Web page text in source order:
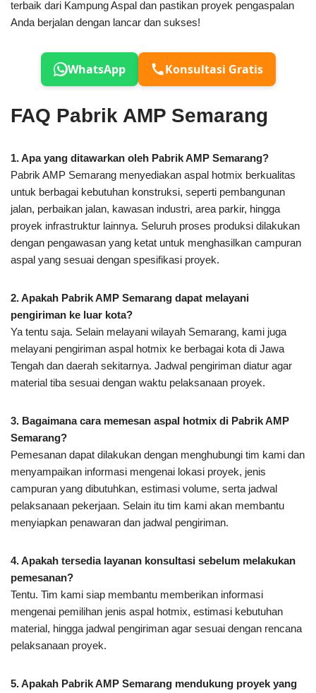
terbaik dari Kampung Aspal dan pastikan proyek pengaspalan
Anda berjalan dengan lancar dan sukses!
WhatsApp Konsultasi Gratis
FAQ Pabrik AMP Semarang
1. Apa yang ditawarkan oleh Pabrik AMP Semarang?
Pabrik AMP Semarang menyediakan aspal hotmix berkualitas
untuk berbagai kebutuhan konstruksi, seperti pembangunan
jalan, perbaikan jalan, kawasan industri, area parkir, hingga
proyek infrastruktur lainnya. Seluruh proses produksi dilakukan
dengan pengawasan yang ketat untuk menghasilkan campuran
aspal yang sesuai dengan spesifikasi proyek.
2. Apakah Pabrik AMP Semarang dapat melayani
pengiriman ke luar kota?
Ya tentu saja. Selain melayani wilayah Semarang, kami juga
melayani pengiriman aspal hotmix ke berbagai kota di Jawa
Tengah dan daerah sekitarnya. Jadwal pengiriman diatur agar
material tiba sesuai dengan waktu pelaksanaan proyek.
3. Bagaimana cara memesan aspal hotmix di Pabrik AMP
Semarang?
Pemesanan dapat dilakukan dengan menghubungi tim kami dan
menyampaikan informasi mengenai lokasi proyek, jenis
campuran yang dibutuhkan, estimasi volume, serta jadwal
pelaksanaan pekerjaan. Selain itu tim kami akan membantu
menyiapkan penawaran dan jadwal pengiriman.
4. Apakah tersedia layanan konsultasi sebelum melakukan
pemesanan?
Tentu. Tim kami siap membantu memberikan informasi
mengenai pemilihan jenis aspal hotmix, estimasi kebutuhan
material, hingga jadwal pengiriman agar sesuai dengan rencana
pelaksanaan proyek.
5. Apakah Pabrik AMP Semarang mendukung proyek yang